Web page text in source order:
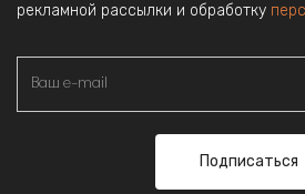
рекламной рассылки и обработку
Подписаться